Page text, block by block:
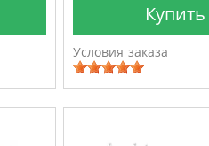
Купить
Условия заказа